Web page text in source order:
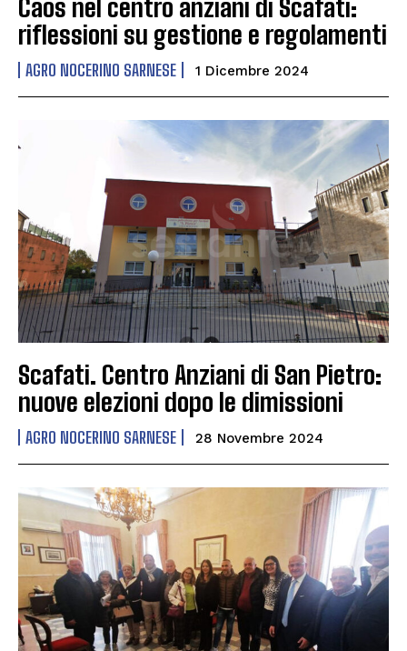
Caos nel centro anziani di Scafati:
riflessioni su gestione e regolamenti
AGRO NOCERINO SARNESE 1 Dicembre 2024
Scafati. Centro Anziani di San Pietro:
nuove elezioni dopo le dimissioni
AGRO NOCERINO SARNESE 28 Novembre 2024